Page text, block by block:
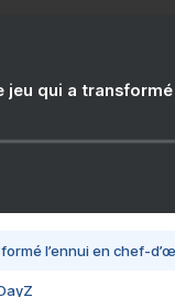
jeu qui a
l’ennui en chef-